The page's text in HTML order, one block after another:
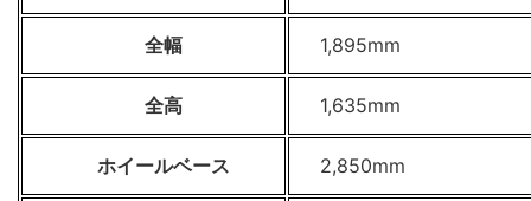
全幅 1,895mm
全高 1,635mm
ホイールベース 2,850mm